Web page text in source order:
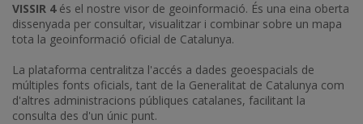
VISSIR 4és el nostre visor de geoinformació. És una eina oberta
dissenyada per consultar, visualitzar i combinar sobre un mapa
tota la geoinformació oficial de Catalunya.
La plataforma centralitza l'accés a dades geoespacials de
múltiples fonts oficials, tant de la Generalitat de Catalunya com
d'altres administracions públiques catalanes, facilitant la
consulta des d'un únic punt.